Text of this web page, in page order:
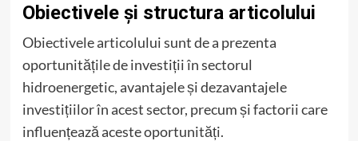
Obiectivele și structura articolului
Obiectivele articolului sunt de a prezenta
oportunitățile de investiții în sectorul
hidroenergetic, avantajele și dezavantajele
investițiilor în acest sector, precum și factorii care
influențează aceste oportunități.